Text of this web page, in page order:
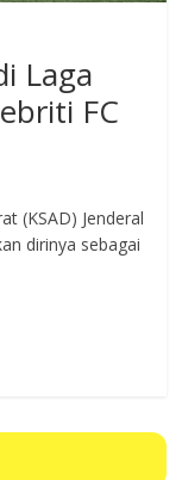
Laga
FC
(KSAD) Jenderal
dirinya sebagai